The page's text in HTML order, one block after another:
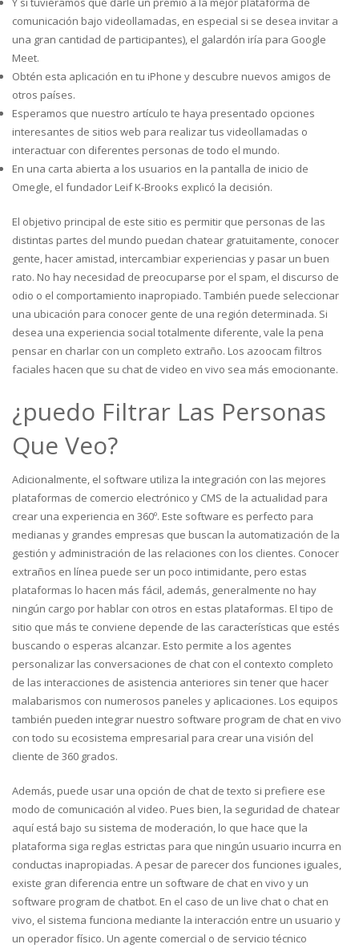
comunicación bajo videollamadas, en especial si se desea invitar a
una gran cantidad de participantes), el galardón iría para Google
Meet.
Obtén esta aplicación en tu iPhone y descubre nuevos amigos de
otros países.
Esperamos que nuestro artículo te haya presentado opciones
interesantes de sitios web para realizar tus videollamadas o
interactuar con diferentes personas de todo el mundo.
En una carta abierta a los usuarios en la pantalla de inicio de
Omegle, el fundador Leif K-Brooks explicó la decisión.
El objetivo principal de este sitio es permitir que personas de las
distintas partes del mundo puedan chatear gratuitamente, conocer
gente, hacer amistad, intercambiar experiencias y pasar un buen
rato. No hay necesidad de preocuparse por el spam, el discurso de
odio o el comportamiento inapropiado. También puede seleccionar
una ubicación para conocer gente de una región determinada. Si
desea una experiencia social totalmente diferente, vale la pena
pensar en charlar con un completo extraño. Los azoocam filtros
faciales hacen que su chat de video en vivo sea más emocionante.
¿puedo Filtrar Las Personas
Que Veo?
Adicionalmente, el software utiliza la integración con las mejores
plataformas de comercio electrónico y CMS de la actualidad para
crear una experiencia en 360º. Este software es perfecto para
medianas y grandes empresas que buscan la automatización de la
gestión y administración de las relaciones con los clientes. Conocer
extraños en línea puede ser un poco intimidante, pero estas
plataformas lo hacen más fácil, además, generalmente no hay
ningún cargo por hablar con otros en estas plataformas. El tipo de
sitio que más te conviene depende de las características que estés
buscando o esperas alcanzar. Esto permite a los agentes
personalizar las conversaciones de chat con el contexto completo
de las interacciones de asistencia anteriores sin tener que hacer
malabarismos con numerosos paneles y aplicaciones. Los equipos
también pueden integrar nuestro software program de chat en vivo
con todo su ecosistema empresarial para crear una visión del
cliente de 360 grados.
Además, puede usar una opción de chat de texto si prefiere ese
modo de comunicación al video. Pues bien, la seguridad de chatear
aquí está bajo su sistema de moderación, lo que hace que la
plataforma siga reglas estrictas para que ningún usuario incurra en
conductas inapropiadas. A pesar de parecer dos funciones iguales,
existe gran diferencia entre un software de chat en vivo y un
software program de chatbot. En el caso de un live chat o chat en
vivo, el sistema funciona mediante la interacción entre un usuario y
un operador físico. Un agente comercial o de servicio técnico